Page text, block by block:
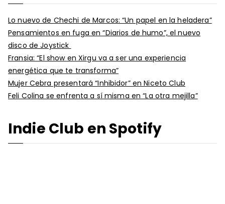
Lo nuevo de Chechi de Marcos: “Un papel en la heladera”
Pensamientos en fuga en “Diarios de humo”, el nuevo
disco de Joystick
Fransia: “El show en Xirgu va a ser una experiencia
energética que te transforma”
Mujer Cebra presentará “Inhibidor” en Niceto Club
Feli Colina se enfrenta a sí misma en “La otra mejilla”
Indie Club en Spotify